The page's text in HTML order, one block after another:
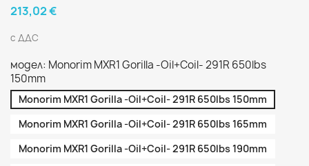
213,02 €
с ДДС
модел: Monorim MXR1 Gorilla -Oil+Coil- 291R 650lbs
150mm
Monorim MXR1 Gorilla -Oil+Coil- 291R 650lbs 150mm
Monorim MXR1 Gorilla -Oil+Coil- 291R 650lbs 165mm
Monorim MXR1 Gorilla -Oil+Coil- 291R 650lbs 190mm